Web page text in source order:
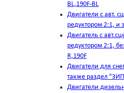
BL,190F-BL
Двигатели с авт.
редуктором 2:1, и
Двигатель с
редуктором 2:1,
R,190F
Двигатели для
также раздел
Двигатели